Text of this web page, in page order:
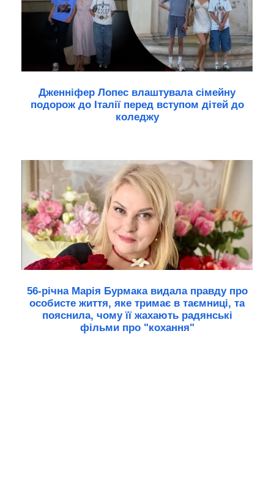
Дженніфер Лопес влаштувала сімейну
подорож до Італії перед вступом дітей до
коледжу
56-річна Марія Бурмака видала правду про
особисте життя, яке тримає в таємниці, та
пояснила, чому її жахають радянські
фільми про "кохання"